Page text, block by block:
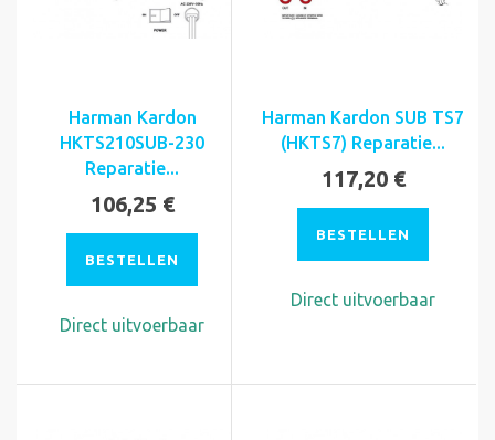
Harman Kardon
HKTS210SUB-230
Reparatie...
106,25 €
BESTELLEN
Direct uitvoerbaar
Harman Kardon SUB TS7
(HKTS7) Reparatie...
117,20 €
BESTELLEN
Direct uitvoerbaar